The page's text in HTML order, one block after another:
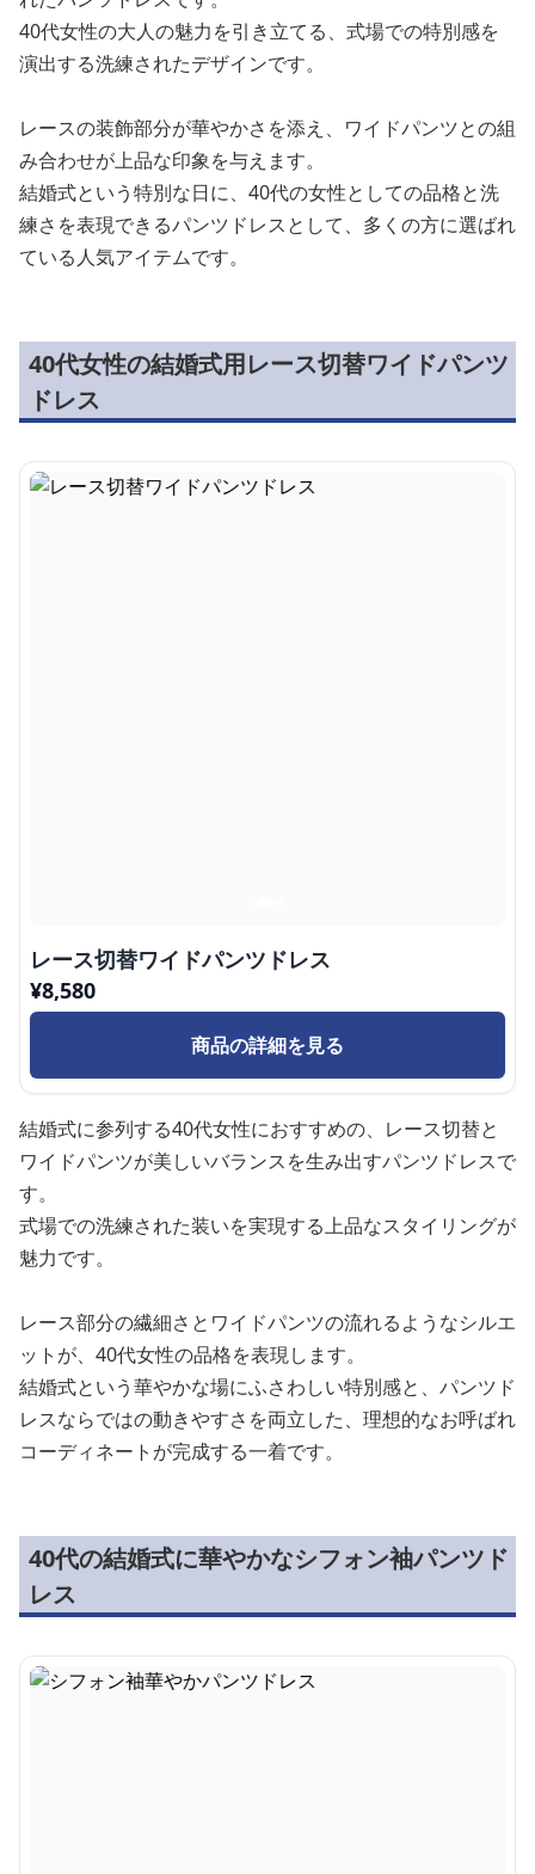
40代女性の大人の魅力を引き立てる、式場での特別感を
演出する洗練されたデザインです。
レースの装飾部分が華やかさを添え、ワイドパンツとの組
み合わせが上品な印象を与えます。
結婚式という特別な日に、40代の女性としての品格と洗
練さを表現できるパンツドレスとして、多くの方に選ばれ
ている人気アイテムです。
40代女性の結婚式用レース切替ワイドパンツ
ドレス
レース切替ワイドパンツドレス
¥8,580
商品の詳細を見る
結婚式に参列する40代女性におすすめの、レース切替と
ワイドパンツが美しいバランスを生み出すパンツドレスで
す。
式場での洗練された装いを実現する上品なスタイリングが
魅力です。
レース部分の繊細さとワイドパンツの流れるようなシルエ
ットが、40代女性の品格を表現します。
結婚式という華やかな場にふさわしい特別感と、パンツド
レスならではの動きやすさを両立した、理想的なお呼ばれ
コーディネートが完成する一着です。
40代の結婚式に華やかなシフォン袖パンツド
レス